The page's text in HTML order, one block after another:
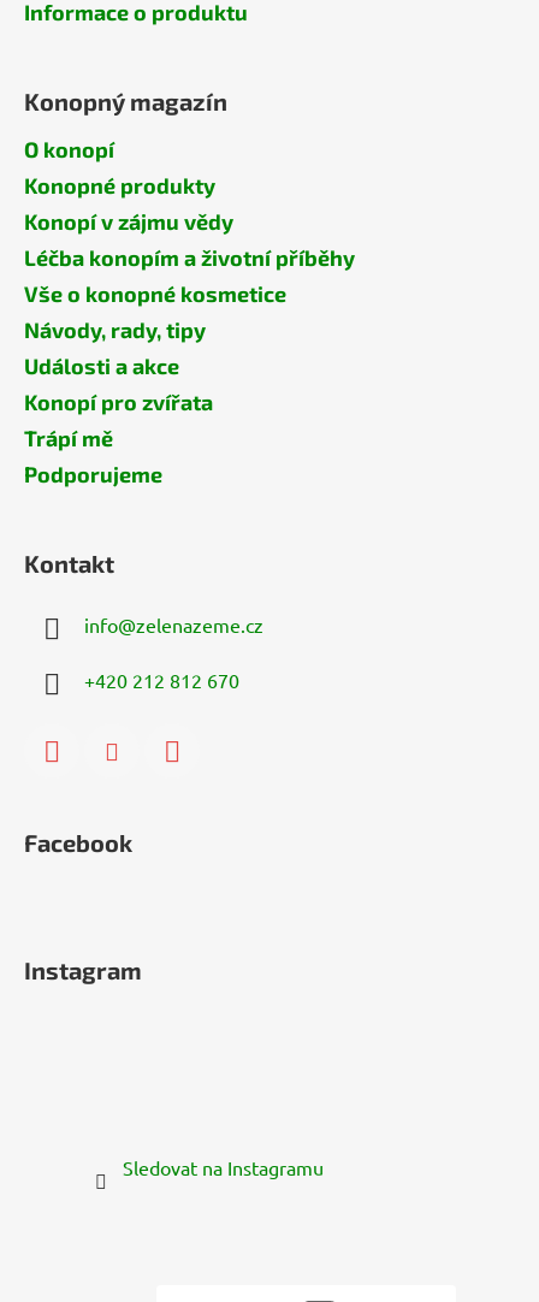
Informace o produktu
Konopný magazín
O konopí
Konopné produkty
Konopí v zájmu vědy
Léčba konopím a životní příběhy
Vše o konopné kosmetice
Návody, rady, tipy
Události a akce
Konopí pro zvířata
Trápí mě
Podporujeme
Kontakt
info@zelenazeme.cz
+420 212 812 670
Facebook
Instagram
Sledovat na Instagramu